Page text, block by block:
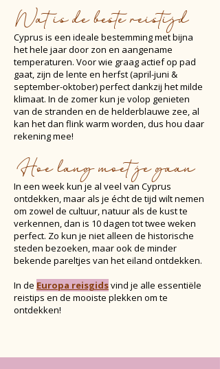
Wat is de beste reistijd
Cyprus is een ideale bestemming met bijna
het hele jaar door zon en aangename
temperaturen. Voor wie graag actief op pad
gaat, zijn de lente en herfst (april-juni &
september-oktober) perfect dankzij het milde
klimaat. In de zomer kun je volop genieten
van de stranden en de helderblauwe zee, al
kan het dan flink warm worden, dus hou daar
rekening mee!
Hoe lang moet je gaan
In een week kun je al veel van Cyprus
ontdekken, maar als je écht de tijd wilt nemen
om zowel de cultuur, natuur als de kust te
verkennen, dan is 10 dagen tot twee weken
perfect. Zo kun je niet alleen de historische
steden bezoeken, maar ook de minder
bekende pareltjes van het eiland ontdekken.
In de Europa reisgidsvind je alle essentiële
reistips en de mooiste plekken om te
ontdekken!